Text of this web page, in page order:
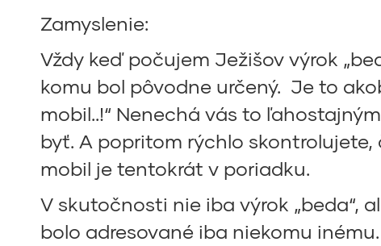
Zamyslenie:
Vždy keď počujem Ježišov výrok
komu bol pôvodne určený. Je to
mobil..!“ Nenechá vás to
byť. A popritom rýchlo skontrolujete,
mobil je tentokrát v poriadku.
V skutočnosti nie iba výrok „beda“,
bolo adresované iba niekomu